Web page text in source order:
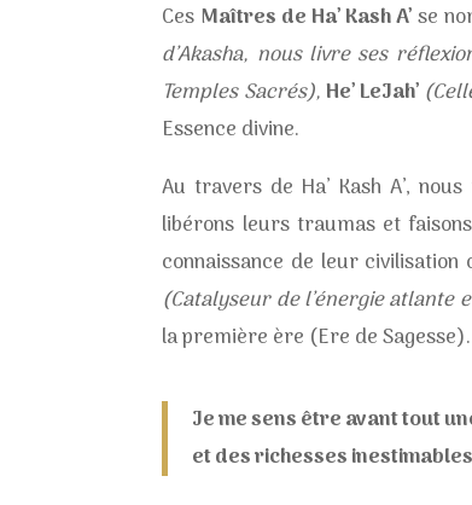
Ces Maîtres de Ha’ Kash A’se
d’Akasha, nous livre ses
Temples Sacrés),He’ LeJah’
Essence divine.
Au travers de Ha’ Kash A’,
libérons leurs traumas et
connaissance de leur civilisation
(Catalyseur de l’énergie atlante
la première ère (Ere de Sagesse).
Je me sens être avant tout
et des richesses